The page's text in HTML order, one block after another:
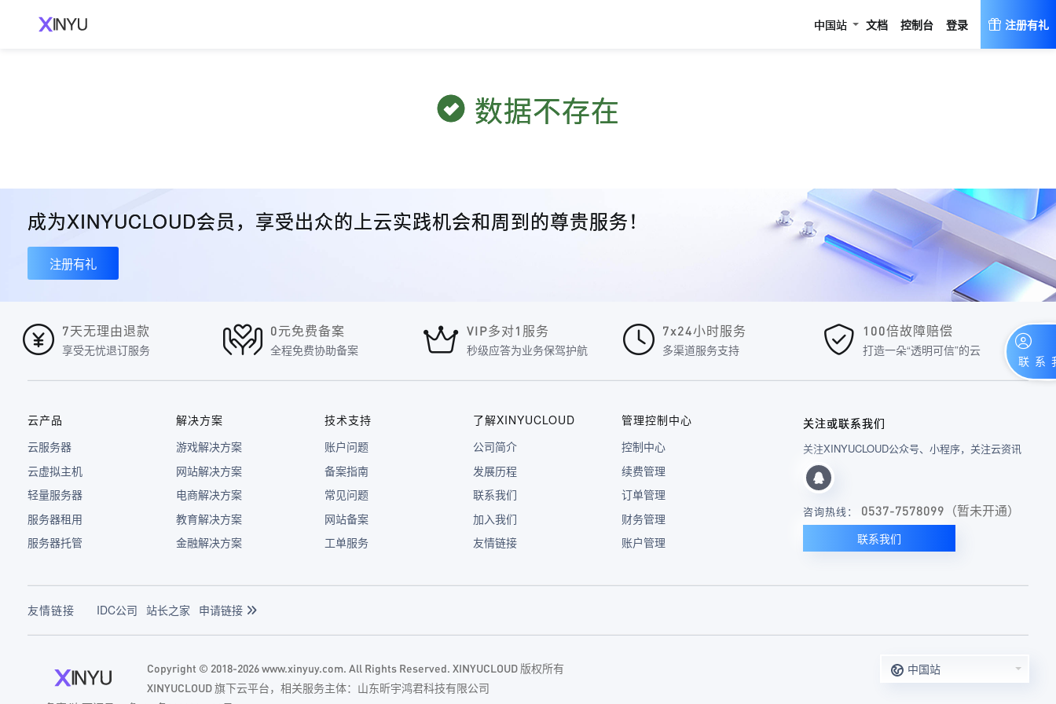
中国站 文档 控制台 登录 注册有礼
数据不存在
成为XINYUCLOUD会员，享受出众的上云实践机会和周到的尊贵服务！
注册有礼
7天无理由退款
享受无忧退订服务
0元免费备案
全程免费协助备案
VIP多对1服务
秒级应答为业务保驾护航
7x24小时服务
多渠道服务支持
100倍故障赔偿
打造一朵“透明可信”的云
云产品
云服务器
云虚拟主机
轻量服务器
服务器租用
服务器托管
解决方案
游戏解决方案
网站解决方案
电商解决方案
教育解决方案
金融解决方案
技术支持
账户问题
备案指南
常见问题
网站备案
工单服务
了解XINYUCLOUD
公司简介
发展历程
联系我们
加入我们
友情链接
管理控制中心
控制中心
续费管理
订单管理
财务管理
账户管理
关注或联系我们
关注XINYUCLOUD公众号、小程序，关注云资讯
咨询热线： 0537-7578099（暂未开通）
联系我们
友情链接 IDC公司 站长之家 申请链接
Copyright © 2018-2026 www.xinyuy.com. All Rights Reserved. XINYUCLOUD 版权所有
XINYUCLOUD 旗下云平台，相关服务主体：山东昕宇鸿君科技有限公司
中国站